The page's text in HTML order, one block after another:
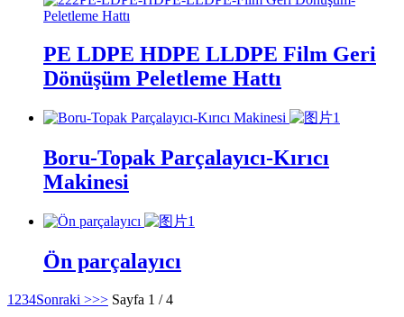
PE LDPE HDPE LLDPE Film Geri
Dönüşüm Peletleme Hattı
Boru-Topak Parçalayıcı-Kırıcı
Makinesi
Ön parçalayıcı
1 234Sonraki >>> Sayfa 1 / 4